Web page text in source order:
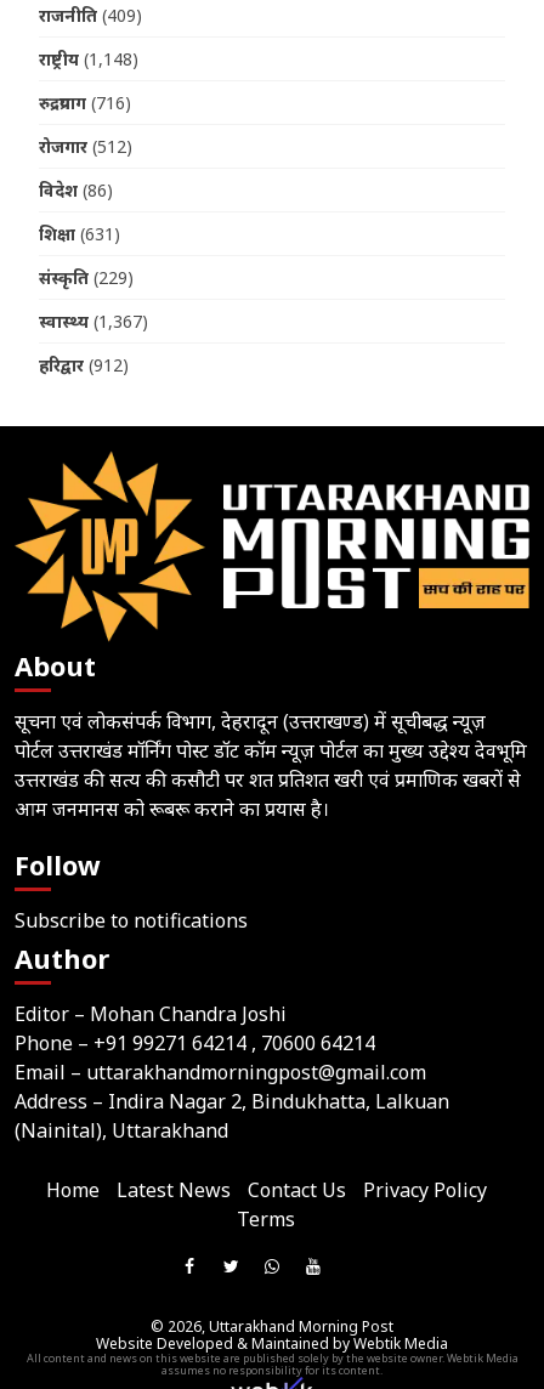
राजनीति (409)
राष्ट्रीय (1,148)
रुद्रप्रयाग (716)
रोजगार (512)
विदेश (86)
शिक्षा (631)
संस्कृति (229)
स्वास्थ्य (1,367)
हरिद्वार (912)
About
सूचना एवं लोकसंपर्क विभाग, देहरादून (उत्तराखण्ड) में सूचीबद्ध न्यूज़
पोर्टल उत्तराखंड मॉर्निंग पोस्ट डॉट कॉम न्यूज़ पोर्टल का मुख्य उद्देश्य देवभूमि
उत्तराखंड की सत्य की कसौटी पर शत प्रतिशत खरी एवं प्रमाणिक खबरों से
आम जनमानस को रूबरू कराने का प्रयास है।
Follow
Subscribe to notifications
Author
Editor – Mohan Chandra Joshi
Phone – +91 99271 64214 , 70600 64214
Email – uttarakhandmorningpost@gmail.com
Address – Indira Nagar 2, Bindukhatta, Lalkuan
(Nainital), Uttarakhand
Home Latest News Contact Us
Privacy Policy
Terms
Like
On
Facebook
Follow
On
Twitter
Join
WhatsApp
Group
Subscribe
YouTube
Channel
on
Telegram
© 2026,Uttarakhand Morning Post
Website Developed & Maintained by Webtik Media
All content and news on this website are published solely by the website owner. Webtik Media
assumes no responsibility for its content.